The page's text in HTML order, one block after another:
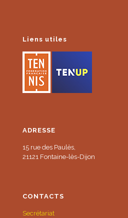
Liens utiles
ADRESSE
15 rue des Paulès,
21121 Fontaine-lès-Dijon
CONTACTS
Secrétariat